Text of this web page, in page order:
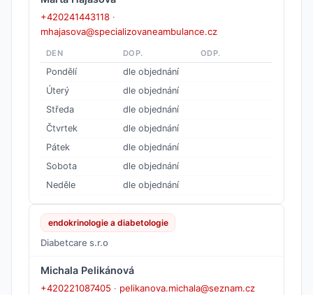
+420241443118 ·
mhajasova@specializovaneambulance.cz
DEN DOP. ODP.
Pondělí
dle objednání
Úterý
dle objednání
Středa
dle objednání
Čtvrtek
dle objednání
Pátek
dle objednání
Sobota
dle objednání
Neděle
dle objednání
endokrinologie a diabetologie
Diabetcare s.r.o
Michala Pelikánová
+420221087405 · pelikanova.michala@seznam.cz